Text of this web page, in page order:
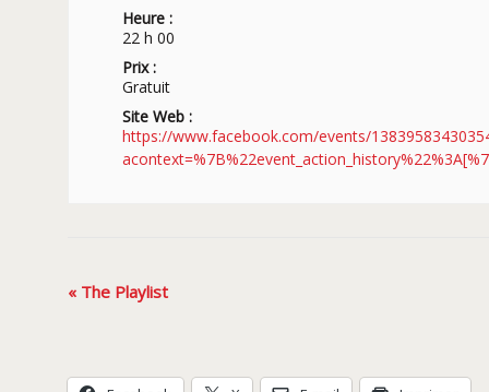
Heure :
22 h 00
Prix :
Gratuit
Site Web :
https://www.facebook.com/events/
Navigation
« The Playlist